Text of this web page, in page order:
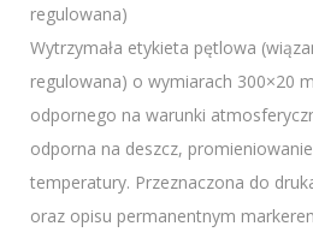
regulowana)
Wytrzymała etykieta pętlowa
regulowana) o wymiarach 300×20
odpornego na warunki
odporna na deszcz,
temperatury. Przeznaczona do
oraz opisu permanentnym